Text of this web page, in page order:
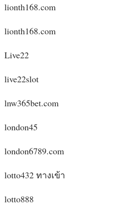
lionth168.com
lionth168.com
Live22
live22slot
lnw365bet.com
london45
london6789.com
lotto432 ทางเข้า
lotto888